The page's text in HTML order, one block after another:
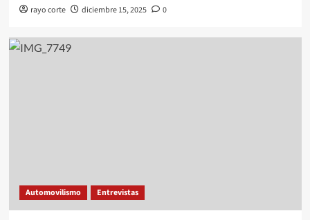
rayo corte diciembre 15, 2025 0
Automovilismo Entrevistas